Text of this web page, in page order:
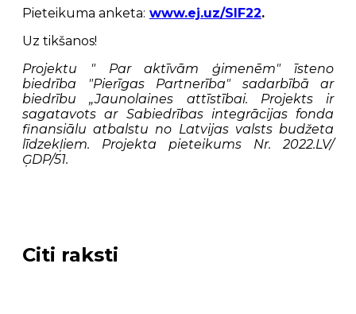
Pieteikuma anketa: www.ej.uz/SIF22.
Uz tikšanos!
Projektu " Par aktīvām ģimenēm" īsteno
biedrība "Pierīgas Partnerība" sadarbībā ar
biedrību „Jaunolaines attīstībai. Projekts ir
sagatavots ar Sabiedrības integrācijas fonda
finansiālu atbalstu no Latvijas valsts budžeta
līdzekļiem. Projekta pieteikums Nr. 2022.LV/
ĢDP/51.
Citi raksti